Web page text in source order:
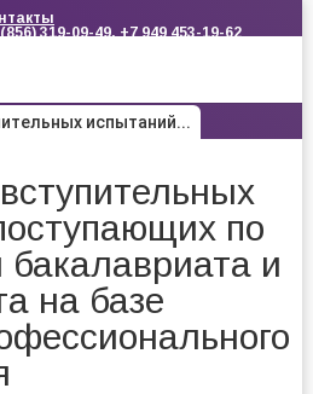
319-09-49, +7 949 453-19-62
испытаний...
по
и
на базе